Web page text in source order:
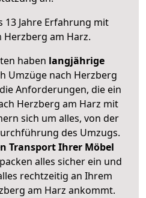
13 Jahre Erfahrung mit
Herzberg am Harz.
haben langjährige
Umzüge nach Herzberg
Anforderungen, die ein
Herzberg am Harz mit
sich um alles, von der
des Umzugs.
Transport Ihrer Möbel
alles sicher ein und
rechtzeitig an Ihrem
am Harz ankommt.